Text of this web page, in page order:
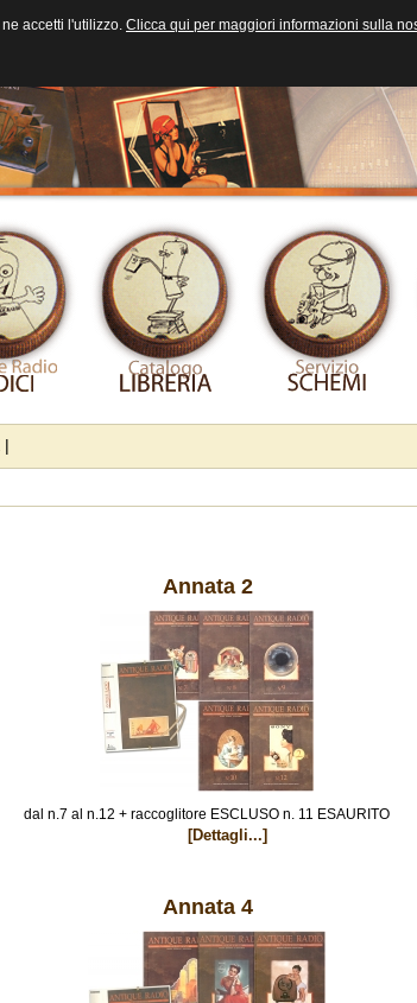
|
Annata 2
dal n.7 al n.12 + raccoglitore ESCLUSO n. 11 ESAURITO
[Dettagli...]
Annata 4
accetti l'utilizzo. Clicca qui per maggiori informazioni sulla